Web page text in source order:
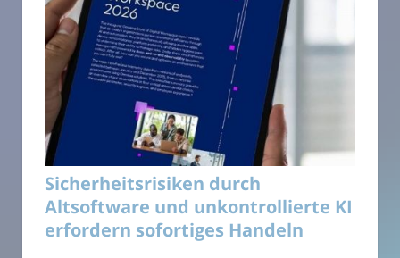
Sicherheitsrisiken durch
Altsoftware und unkontrollierte KI
erfordern sofortiges Handeln